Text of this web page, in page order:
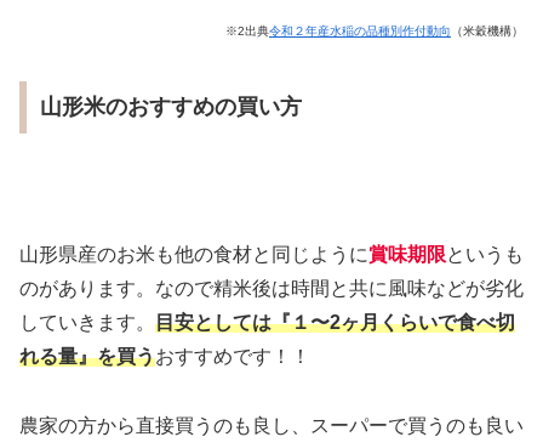
※2出典令和２年産水稲の品種別作付動向 （米穀機構）
山形米のおすすめの買い方
山形県産のお米も他の食材と同じように賞味期限というも
のがあります。なので精米後は時間と共に風味などが劣化
していきます。 目安としては『１〜2ヶ月くらいで食べ切
れる量』を買うおすすめです！！
農家の方から直接買うのも良し、スーパーで買うのも良い